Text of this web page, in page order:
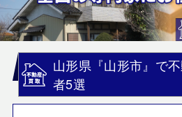
山形県『山形市』で
者5選